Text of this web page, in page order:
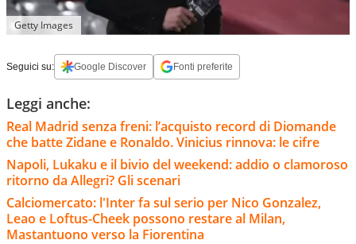
Getty Images
Seguici su: Google Discover Fonti preferite
Leggi anche:
Real Madrid senza freni: l’acquisto record di Diomande
che batte Zidane e Ronaldo. Vinicius rinnova: le cifre
Napoli, Lukaku e il bivio del weekend: addio o clamoroso
ritorno da Allegri? Gli scenari
Calciomercato: l'Inter fa sul serio per Nico Gonzalez,
Leao e Loftus-Cheek possono restare al Milan,
Mastantuono verso la Fiorentina